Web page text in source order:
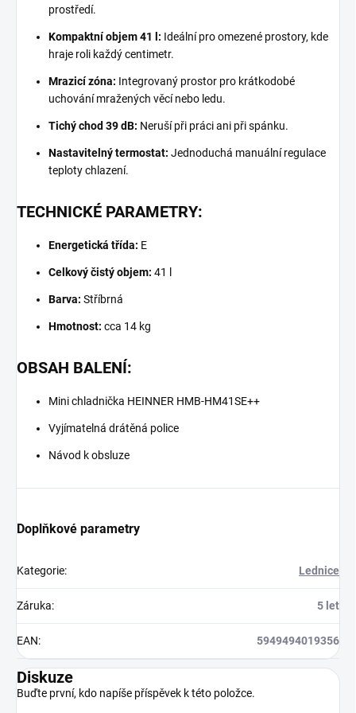
prostředí.
Kompaktní objem 41 l: Ideální pro omezené prostory, kde
hraje roli každý centimetr.
Mrazicí zóna: Integrovaný prostor pro krátkodobé
uchování mražených věcí nebo ledu.
Tichý chod 39 dB: Neruší při práci ani při spánku.
Nastavitelný termostat: Jednoduchá manuální regulace
teploty chlazení.
TECHNICKÉ PARAMETRY:
Energetická třída: E
Celkový čistý objem: 41 l
Barva: Stříbrná
Hmotnost: cca 14 kg
OBSAH BALENÍ:
Mini chladnička HEINNER HMB-HM41SE++
Vyjímatelná drátěná police
Návod k obsluze
Doplňkové parametry
Kategorie: Lednice
Záruka: 5 let
EAN: 5949494019356
Diskuze
Buďte první, kdo napíše příspěvek k této položce.